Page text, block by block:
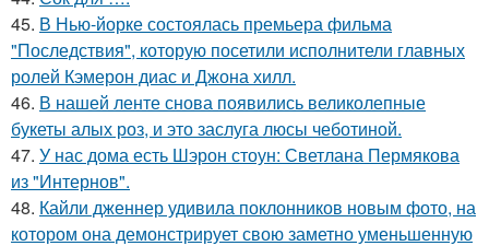
45. В Нью-йорке состоялась премьера фильма
"Последствия", которую посетили исполнители главных
ролей Кэмерон диас и Джона хилл.
46. В нашей ленте снова появились великолепные
букеты алых роз, и это заслуга люсы чеботиной.
47. У нас дома есть Шэрон стоун: Светлана Пермякова
из "Интернов".
48. Кайли дженнер удивила поклонников новым фото, на
котором она демонстрирует свою заметно уменьшенную